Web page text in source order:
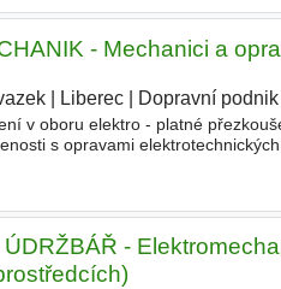
- Mechanici a
| Liberec| Dopravní
v oboru elektro - platné
s opravami
ÚDRŽBÁŘ -